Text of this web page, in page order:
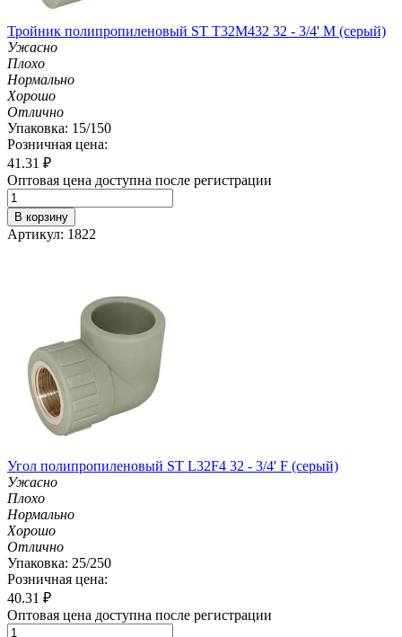
Тройник полипропиленовый ST T32M432 32 - 3/4' M (серый)
Ужасно
Плохо
Нормально
Хорошо
Отлично
Упаковка: 15/150
Розничная цена:
41.31 ₽
Оптовая цена доступна после регистрации
В корзину
Артикул: 1822
Угол полипропиленовый ST L32F4 32 - 3/4' F (серый)
Ужасно
Плохо
Нормально
Хорошо
Отлично
Упаковка: 25/250
Розничная цена:
40.31 ₽
Оптовая цена доступна после регистрации